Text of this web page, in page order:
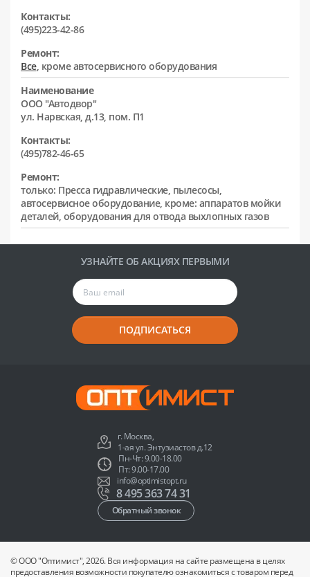
Контакты:
(495)223-42-86
Ремонт:
Все, кроме автосервисного оборудования
Наименование
ООО "Автодвор"
ул. Нарвская, д.13, пом. П1
Контакты:
(495)782-46-65
Ремонт:
только: Пресса гидравлические, пылесосы,
автосервисное оборудование, кроме: аппаратов мойки
деталей, оборудования для отвода выхлопных газов
УЗНАЙТЕ ОБ АКЦИЯХ ПЕРВЫМИ
ПОДПИСАТЬСЯ
г. Москва,
1-ая ул. Энтузиастов д.12
Пн-Чт: 9.00-18.00
Пт: 9.00-17.00
info@optimistopt.ru
8 495 363 74 31
Обратный звонок
© ООО "Оптимист", 2026. Вся информация на сайте размещена в целях
предоставления возможности покупателю ознакомиться с товаром перед